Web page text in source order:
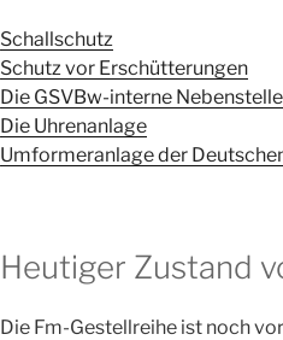
Schallschutz
Schutz vor Erschütterungen
Die GSVBw-interne
Die Uhrenanlage
Umformeranlage der
Heutiger Zustand
Die Fm-Gestellreihe ist noch